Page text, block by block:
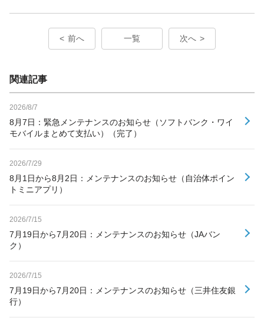
前へ 一覧 次へ
関連記事
2026/8/7
8月7日：緊急メンテナンスのお知らせ（ソフトバンク・ワイ
モバイルまとめて支払い）（完了）
2026/7/29
8月1日から8月2日：メンテナンスのお知らせ（自治体ポイン
トミニアプリ）
2026/7/15
7月19日から7月20日：メンテナンスのお知らせ（JAバン
ク）
2026/7/15
7月19日から7月20日：メンテナンスのお知らせ（三井住友銀
行）